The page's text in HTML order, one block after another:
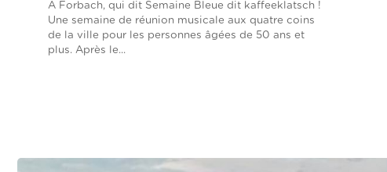
A Forbach, qui dit Semaine Bleue dit kaffeeklatsch !
Une semaine de réunion musicale aux quatre coins
de la ville pour les personnes âgées de 50 ans et
plus. Après le...